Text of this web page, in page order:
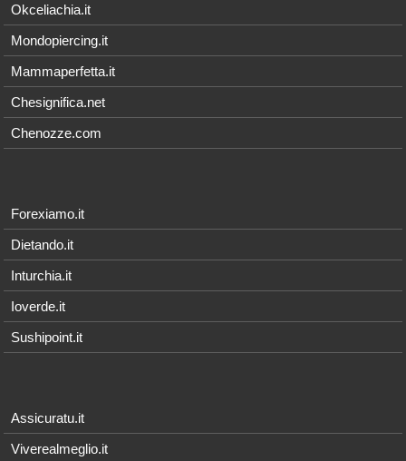
Okceliachia.it
Mondopiercing.it
Mammaperfetta.it
Chesignifica.net
Chenozze.com
Forexiamo.it
Dietando.it
Inturchia.it
Ioverde.it
Sushipoint.it
Assicuratu.it
Viverealmeglio.it